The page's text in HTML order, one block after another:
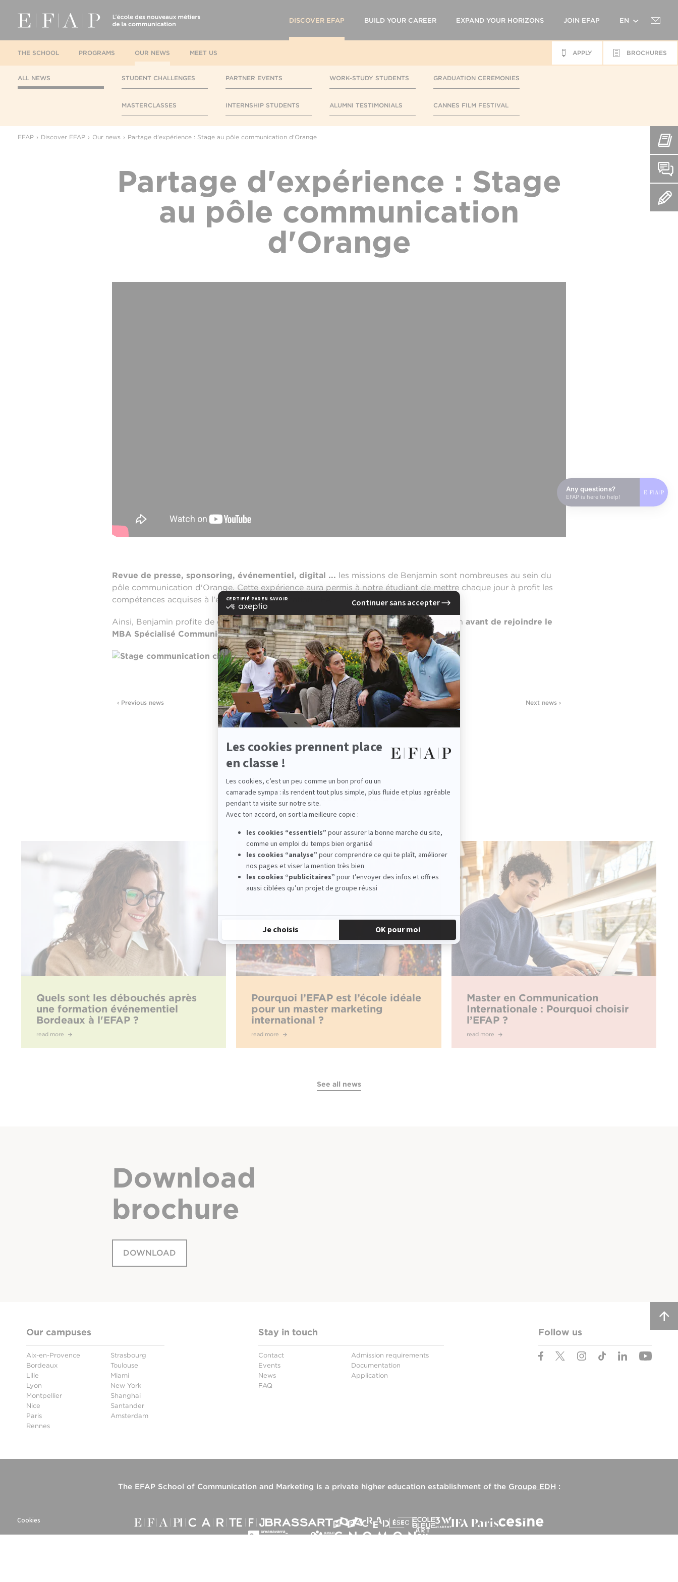
DISCOVER EFAP BUILD YOUR CAREER EXPAND YOUR HORIZONS JOIN EFAP EN
THE SCHOOL PROGRAMS OUR NEWS MEET US BROCHURES
APPLY
ALL NEWS STUDENT CHALLENGES
MASTERCLASSES
PARTNER EVENTS
INTERNSHIP STUDENTS
WORK-STUDY STUDENTS
ALUMNI TESTIMONIALS
GRADUATION CEREMONIES
CANNES FILM FESTIVAL
EFAP Discover EFAP Our news Partage d'expérience : Stage au pôle communication d'Orange
Partage d'expérience : Stage
au pôle communication
d'Orange
Revue de presse, sponsoring, événementiel, digital ... les missions de Benjamin sont nombreuses au sein du
pôle communication d'Orange. Cette expérience aura permis à notre étudiant de mettre chaque jour à profit les
compétences acquises à l'école de communication EFAP.
Ainsi, Benjamin profite de ce stage pour travailler sur différents sujets en communication avant de rejoindre le
MBA Spécialisé Communication Publique & Influence.
‹ Previous news Next news ›
See other news
Quels sont les débouchés après
une formation événementiel
Bordeaux à l'EFAP ?
read more
Pourquoi l’EFAP est l’école idéale
pour un master marketing
international ?
read more
Master en Communication
Internationale : Pourquoi choisir
l’EFAP ?
read more
See all news
Download
brochure
DOWNLOAD
Our campuses
Aix-en-Provence
Bordeaux
Lille
Lyon
Montpellier
Nice
Paris
Rennes
Strasbourg
Toulouse
Miami
New York
Shanghai
Santander
Amsterdam
Stay in touch
Contact
Events
News
FAQ
Admission requirements
Documentation
Application
Follow us
The EFAP School of Communication and Marketing is a private higher education establishment of the Groupe EDH :
Any questions?
EFAP is here to help!